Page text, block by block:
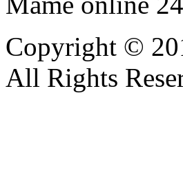
Copyright ©
All Rights